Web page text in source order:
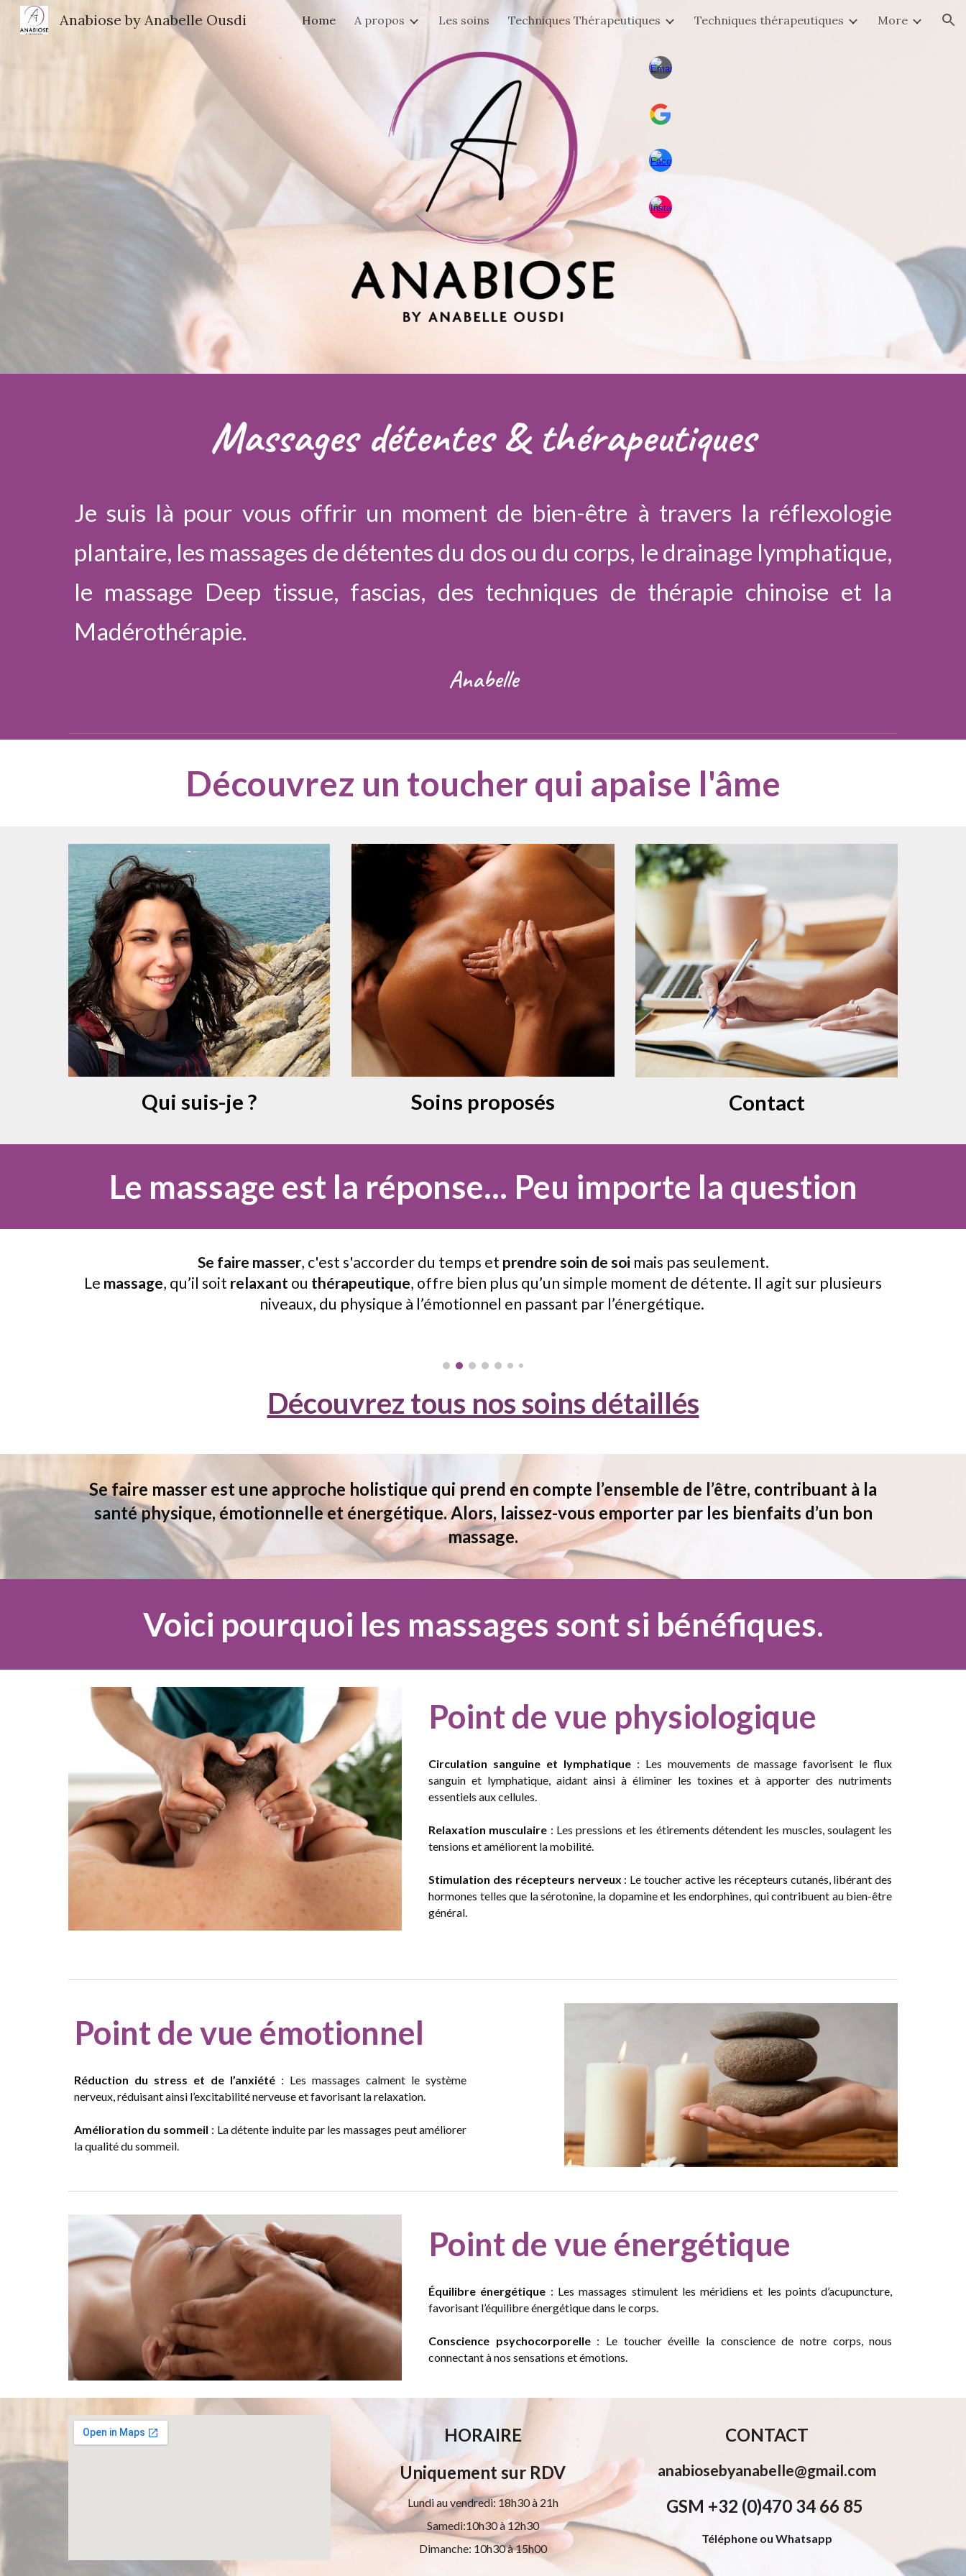
Skip to main content Skip to navigation
Anabiose by Anabelle Ousdi Home A propos Les soins Techniques Thérapeutiques Techniques thérapeutiques More
Massages détentes & thérapeutiques
Je suis là pour vous offrir un moment de bien-être à travers la réflexologie
plantaire, les massages de détentes du dos ou du corps, le drainage lymphatique,
le massage Deep tissue, fascias, des techniques de thérapie chinoise et la
Madérothérapie.
Anabelle
Découvrez un toucher qui apaise l'âme
Qui suis-je ? Soins proposés Contact
Le massage est la réponse... Peu importe la question
Se faire masser, c'est s'accorder du temps et prendre soin de soi mais pas seulement.
Le massage, qu’il soit relaxant ou thérapeutique, offre bien plus qu’un simple moment de détente. Il agit sur plusieurs
niveaux, du physique à l’émotionnel en passant par l’énergétique.
Découvrez tous nos soins détaillés
Se faire masser est une approche holistique qui prend en compte l’ensemble de l’être, contribuant à la
santé physique, émotionnelle et énergétique. Alors, laissez-vous emporter par les bienfaits d’un bon
massage.
Voici pourquoi les massages sont si bénéfiques.
Point de vue physiologique
Circulation sanguine et lymphatique: Les mouvements de massage favorisent le flux
sanguin et lymphatique, aidant ainsi à éliminer les toxines et à apporter des nutriments
essentiels aux cellules.
Relaxation musculaire : Les pressions et les étirements détendent les muscles, soulagent les
tensions etaméliorent la mobilité.
Stimulation des récepteurs nerveux : Le toucher active les récepteurs cutanés, libérant des
hormones telles que la sérotonine, la dopamine et les endorphines, qui contribuent au bien-être
général.
Point de vue émotionnel
Réduction du stress et de l’anxiété: Les massages calment le système
nerveux, réduisant ainsi l’excitabilité nerveuse et favorisant la relaxation.
Amélioration du sommeil : La détente induite par les massages peut améliorer
la qualité du sommeil.
Point de vue énergétique
Équilibre énergétique : Les massages stimulent les méridiens et les points d’acupuncture,
favorisant l’équilibre énergétique dans le corps.
Conscience psychocorporelle: Le toucher éveille la conscience de notre corps, nous
connectant à nos sensations et émotions.
HORAIRE
Uniquement sur RDV
Lundi au vendredi: 18h30 à 21h
Samedi:10h30 à 12h30
Dimanche: 10h30 à 15h00
CONTACT
anabiosebyanabelle@gmail.com
GSM +32 (0)470 34 66 85
Téléphone ou Whatsapp